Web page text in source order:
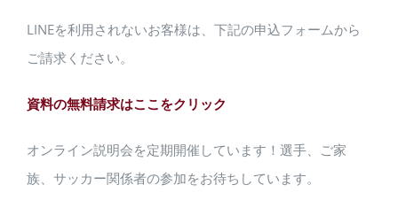
LINEを利用されないお客様は、下記の申込フォームから
ご請求ください。
資料の無料請求はここをクリック
オンライン説明会を定期開催しています！選手、ご家
族、サッカー関係者の参加をお待ちしています。